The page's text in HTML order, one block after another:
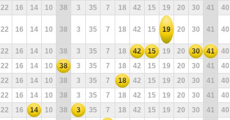
22 16 14 10 38 3 35 7 18 42 15 19 20 30 41 40
22 16 14 10 38 3 35 7 18 42 15 19 20 30 41 40
22 16 14 10 38 3 35 7 18 42 15 19 20 30 41 40
22 16 14 10 38 3 35 7 18 42 15 19 20 30 41 40
22 16 14 10 38 3 35 7 18 42 15 19 20 30 41 40
22 16 14 10 38 3 35 7 18 42 15 19 20 30 41 40
22 16 14 10 38 3 35 7 18 42 15 19 20 30 41 40